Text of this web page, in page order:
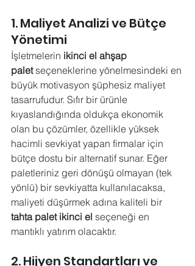
1. Maliyet Analizi ve Bütçe
Yönetimi
İşletmelerin ikinci el ahşap
palet seçeneklerine yönelmesindeki en
büyük motivasyon şüphesiz maliyet
tasarrufudur. Sıfır bir ürünle
kıyaslandığında oldukça ekonomik
olan bu çözümler, özellikle yüksek
hacimli sevkiyat yapan firmalar için
bütçe dostu bir alternatif sunar. Eğer
paletleriniz geri dönüşü olmayan (tek
yönlü) bir sevkiyatta kullanılacaksa,
maliyeti düşürmek adına kaliteli bir
tahta palet ikinci el seçeneği en
mantıklı yatırım olacaktır.
2. Hijyen Standartları ve